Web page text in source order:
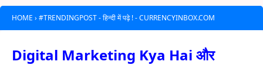
HOME › #TRENDINGPOST - हिन्दी में पढ़े ! - CURRENCYINBOX.COM
Digital Marketing Kya Hai और